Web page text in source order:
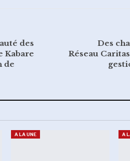
des
Kabare
de
Des
Réseau
A LA UNE A